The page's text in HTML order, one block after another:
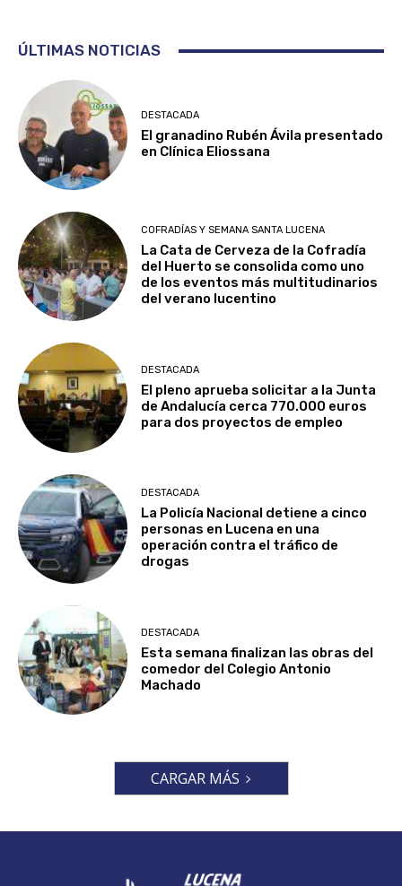
ÚLTIMAS NOTICIAS
DESTACADA
El granadino Rubén Ávila presentado
en Clínica Eliossana
COFRADÍAS Y SEMANA SANTA LUCENA
La Cata de Cerveza de la Cofradía
del Huerto se consolida como uno
de los eventos más multitudinarios
del verano lucentino
DESTACADA
El pleno aprueba solicitar a la Junta
de Andalucía cerca 770.000 euros
para dos proyectos de empleo
DESTACADA
La Policía Nacional detiene a cinco
personas en Lucena en una
operación contra el tráfico de
drogas
DESTACADA
Esta semana finalizan las obras del
comedor del Colegio Antonio
Machado
CARGAR MÁS